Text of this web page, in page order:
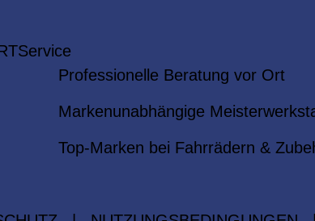
Service
Professionelle Beratung vor Ort
Markenunabhängige
Top-Marken bei Fahrrädern &